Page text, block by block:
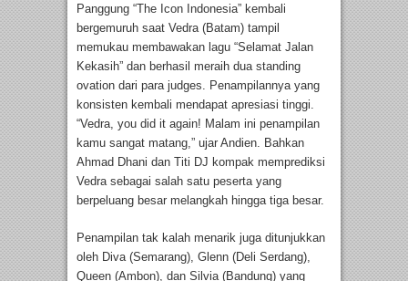
Panggung “The Icon Indonesia” kembali
bergemuruh saat Vedra (Batam) tampil
memukau membawakan lagu “Selamat Jalan
Kekasih” dan berhasil meraih dua standing
ovation dari para judges. Penampilannya yang
konsisten kembali mendapat apresiasi tinggi.
“Vedra, you did it again! Malam ini penampilan
kamu sangat matang,” ujar Andien. Bahkan
Ahmad Dhani dan Titi DJ kompak memprediksi
Vedra sebagai salah satu peserta yang
berpeluang besar melangkah hingga tiga besar.
Penampilan tak kalah menarik juga ditunjukkan
oleh Diva (Semarang), Glenn (Deli Serdang),
Queen (Ambon), dan Silvia (Bandung) yang